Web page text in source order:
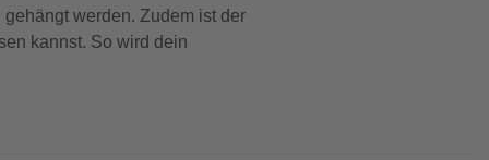
werden. Zudem ist der
kannst. So wird dein